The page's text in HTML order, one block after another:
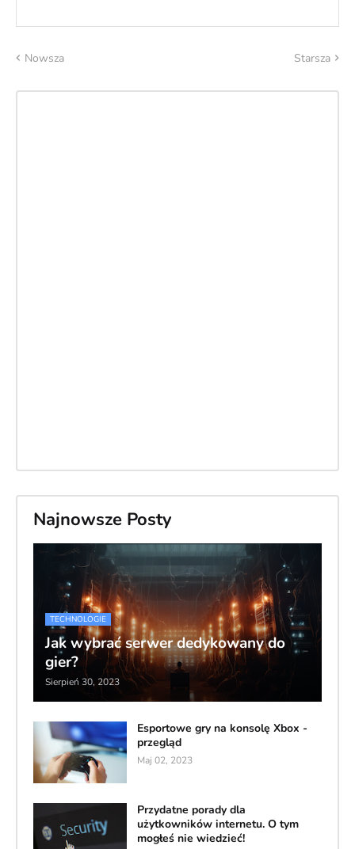
Nowsza Starsza
Najnowsze Posty
TECHNOLOGIE
Jak wybrać serwer dedykowany do
gier?
Sierpień 30, 2023
Esportowe gry na konsolę Xbox -
przegląd
Maj 02, 2023
Przydatne porady dla
użytkowników internetu. O tym
mogłeś nie wiedzieć!